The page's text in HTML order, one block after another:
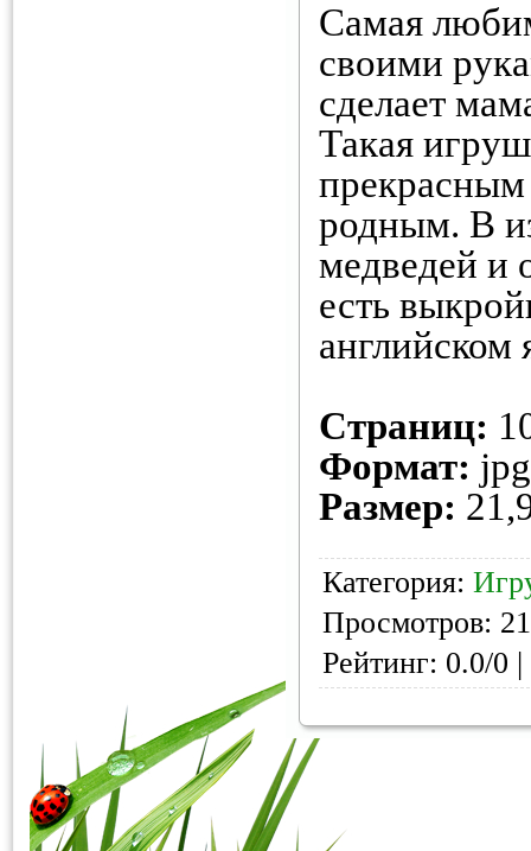
Самая
своими
сделает
Такая
родным. В
медведей и
есть
английском
Страниц:
Формат: jpg
Размер:
Категория:
Просмотров:
Рейтинг: 0.0/0 |